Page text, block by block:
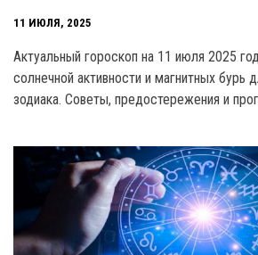
11 ИЮЛЯ, 2025
Актуальный гороскоп на 11 июля 2025
солнечной активности и магнитных бурь
зодиака. Советы, предостережения и